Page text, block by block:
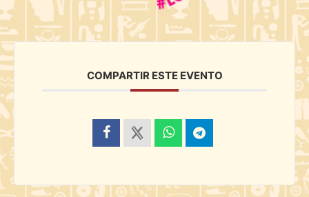
COMPARTIR ESTE EVENTO